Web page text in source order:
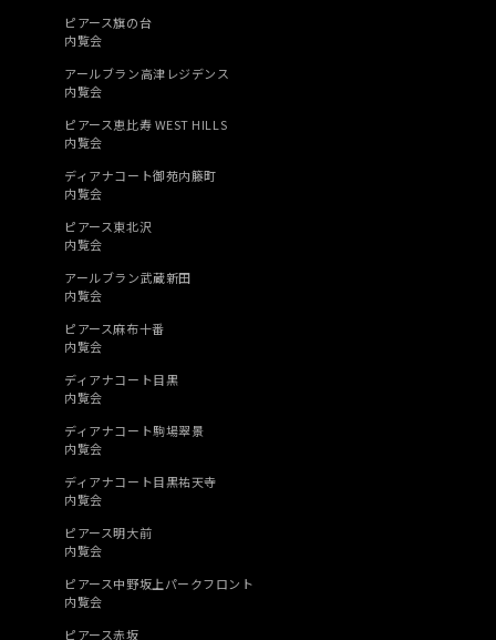
ピアース旗の台
内覧会
アールブラン高津レジデンス
内覧会
ピアース恵比寿 WEST HILLS
内覧会
ディアナコート御苑内籐町
内覧会
ピアース東北沢
内覧会
アールブラン武蔵新田
内覧会
ピアース麻布十番
内覧会
ディアナコート目黒
内覧会
ディアナコート駒場翠景
内覧会
ディアナコート目黒祐天寺
内覧会
ピアース明大前
内覧会
ピアース中野坂上パークフロント
内覧会
ピアース赤坂